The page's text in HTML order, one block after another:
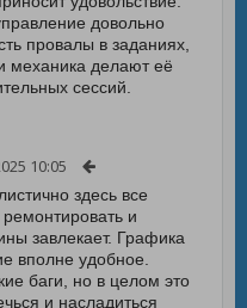
довольно
провалы в заданиях,
делают её
сессий.
10:05
здесь все
и
завлекает. Графика
вполне удобное.
баги, но в целом это
и насладиться